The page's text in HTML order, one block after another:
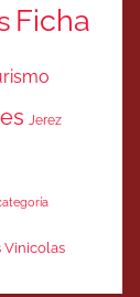
Ficha
Jerez
Vinicolas